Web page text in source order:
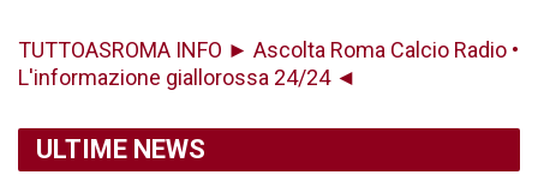
TUTTOASROMA INFO ► Ascolta Roma Calcio Radio •
L'informazione giallorossa 24/24 ◄
ULTIME NEWS